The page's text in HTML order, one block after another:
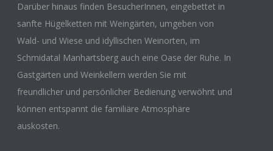
Darüber hinaus finden BesucherInnen, eingebettet in
sanfte Hügelketten mit Weingärten, umgeben von
Wald- und Wiese und idyllischen Weinorten, im
Schmidatal Manhartsberg auch eine Oase der Ruhe. In
Gastgärten und Weinkellern werden Sie mit
freundlicher und persönlicher Bedienung verwöhnt und
können entspannt die familiäre Atmosphäre
auskosten.